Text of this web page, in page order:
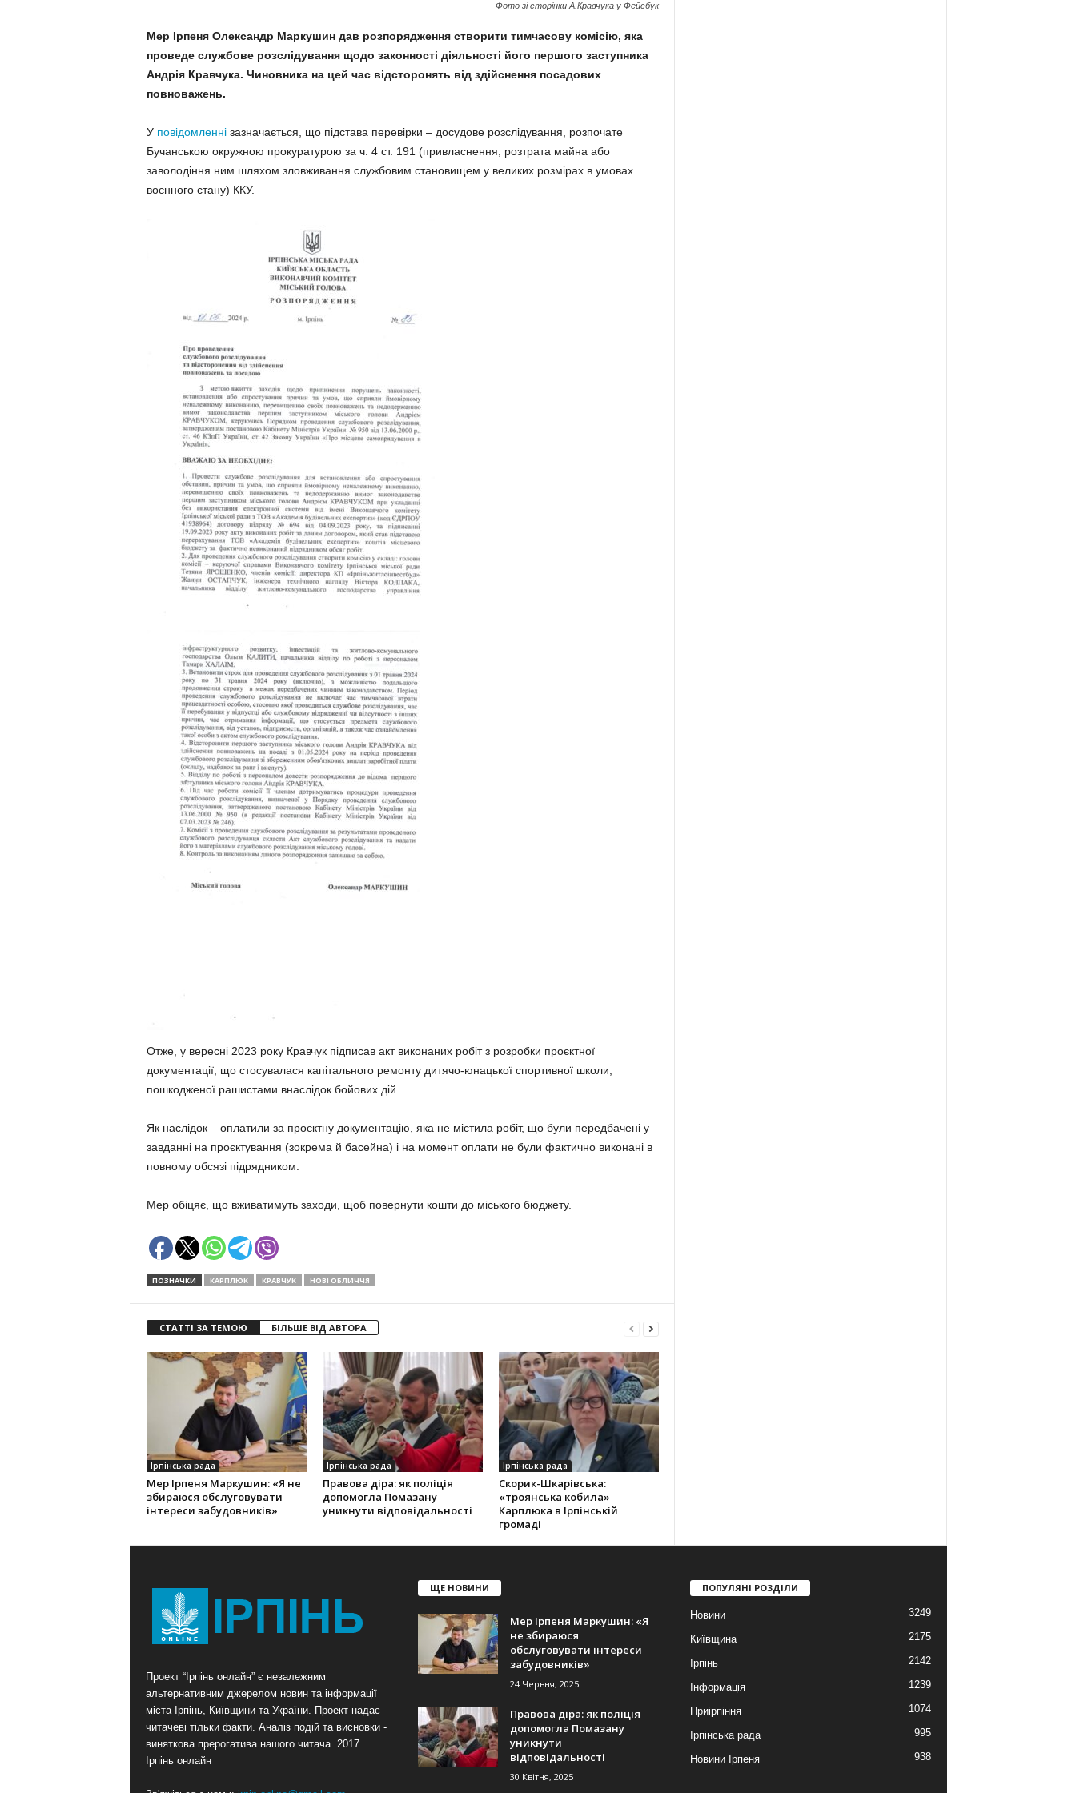
Фото зі сторінки А.Кравчука у Фейсбук
Мер Ірпеня Олександр Маркушин дав розпорядження створити тимчасову комісію, яка
проведе службове розслідування щодо законності діяльності його першого заступника
Андрія Кравчука. Чиновника на цей час відсторонять від здійснення посадових
повноважень.
У повідомленні зазначається, що підстава перевірки – досудове розслідування, розпочате
Бучанською окружною прокуратурою за ч. 4 ст. 191 (привласнення, розтрата майна або
заволодіння ним шляхом зловживання службовим становищем у великих розмірах в умовах
воєнного стану) ККУ.
Отже, у вересні 2023 року Кравчук підписав акт виконаних робіт з розробки проєктної
документації, що стосувалася капітального ремонту дитячо-юнацької спортивної школи,
пошкодженої рашистами внаслідок бойових дій.
Як наслідок – оплатили за проєктну документацію, яка не містила робіт, що були передбачені у
завданні на проєктування (зокрема й басейна) і на момент оплати не були фактично виконані в
повному обсязі підрядником.
Мер обіцяє, що вживатимуть заходи, щоб повернути кошти до міського бюджету.
ПОЗНАЧКИ КАРПЛЮК КРАВЧУК НОВІ ОБЛИЧЧЯ
СТАТТІ ЗА ТЕМОЮ БІЛЬШЕ ВІД АВТОРА
Ірпінська рада
Мер Ірпеня Маркушин: «Я не
збираюся обслуговувати
інтереси забудовників»
Ірпінська рада
Правова діра: як поліція
допомогла Помазану
уникнути відповідальності
Ірпінська рада
Скорик-Шкарівська:
«троянська кобила»
Карплюка в Ірпінській
громаді
Проект “Ірпінь онлайн” є незалежним
альтернативним джерелом новин та інформації
міста Ірпінь, Київщини та України. Проект надає
читачеві тільки факти. Аналіз подій та висновки -
виняткова прерогатива нашого читача. 2017
Ірпінь онлайн
ЩЕ НОВИНИ
Мер Ірпеня Маркушин: «Я
не збираюся
обслуговувати інтереси
забудовників»
24 Червня, 2025
Правова діра: як поліція
допомогла Помазану
уникнути
відповідальності
30 Квітня, 2025
ПОПУЛЯНІ РОЗДІЛИ
Новини 3249
Київщина 2175
Ірпінь 2142
Інформація 1239
Приірпіння 1074
Ірпінська рада 995
Новини Ірпеня 938